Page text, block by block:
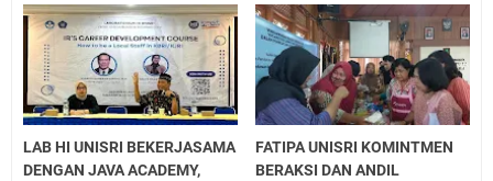
LAB HI UNISRI BEKERJASAMA
DENGAN JAVA ACADEMY,
FATIPA UNISRI KOMINTMEN
BERAKSI DAN ANDIL